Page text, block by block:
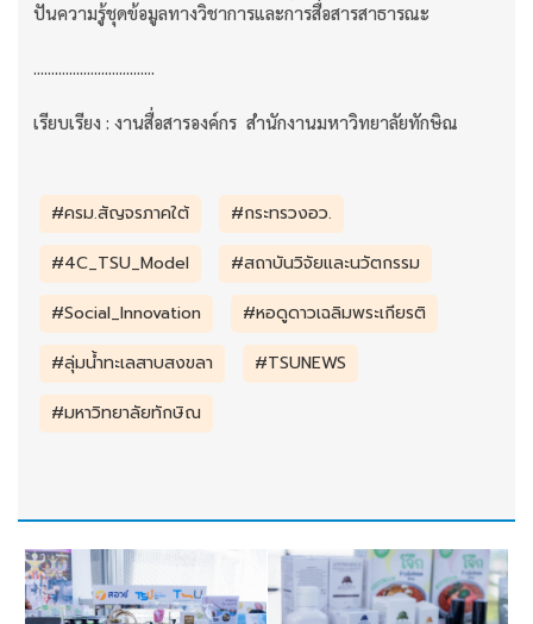
ปันความรู้ชุดข้อมูลทางวิชาการและการสื่อสารสาธารณะ
..................................
เรียบเรียง : งานสื่อสารองค์กร สำนักงานมหาวิทยาลัยทักษิณ
#ครม.สัญจรภาคใต้
#กระทรวงอว.
#4C_TSU_Model
#สถาบันวิจัยและนวัตกรรม
#Social_Innovation
#หอดูดาวเฉลิมพระเกียรติ
#ลุ่มน้ำทะเลสาบสงขลา
#TSUNEWS
#มหาวิทยาลัยทักษิณ